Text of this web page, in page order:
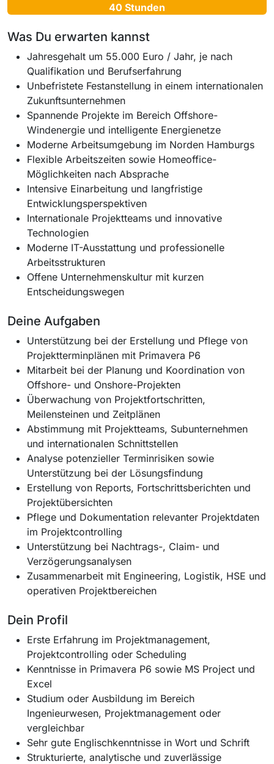
40 Stunden
Was Du erwarten kannst
Jahresgehalt um 55.000 Euro / Jahr, je nach
Qualifikation und Berufserfahrung
Unbefristete Festanstellung in einem internationalen
Zukunftsunternehmen
Spannende Projekte im Bereich Offshore-
Windenergie und intelligente Energienetze
Moderne Arbeitsumgebung im Norden Hamburgs
Flexible Arbeitszeiten sowie Homeoffice-
Möglichkeiten nach Absprache
Intensive Einarbeitung und langfristige
Entwicklungsperspektiven
Internationale Projektteams und innovative
Technologien
Moderne IT-Ausstattung und professionelle
Arbeitsstrukturen
Offene Unternehmenskultur mit kurzen
Entscheidungswegen
Deine Aufgaben
Unterstützung bei der Erstellung und Pflege von
Projektterminplänen mit Primavera P6
Mitarbeit bei der Planung und Koordination von
Offshore- und Onshore-Projekten
Überwachung von Projektfortschritten,
Meilensteinen und Zeitplänen
Abstimmung mit Projektteams, Subunternehmen
und internationalen Schnittstellen
Analyse potenzieller Terminrisiken sowie
Unterstützung bei der Lösungsfindung
Erstellung von Reports, Fortschrittsberichten und
Projektübersichten
Pflege und Dokumentation relevanter Projektdaten
im Projektcontrolling
Unterstützung bei Nachtrags-, Claim- und
Verzögerungsanalysen
Zusammenarbeit mit Engineering, Logistik, HSE und
operativen Projektbereichen
Dein Profil
Erste Erfahrung im Projektmanagement,
Projektcontrolling oder Scheduling
Kenntnisse in Primavera P6 sowie MS Project und
Excel
Studium oder Ausbildung im Bereich
Ingenieurwesen, Projektmanagement oder
vergleichbar
Sehr gute Englischkenntnisse in Wort und Schrift
Strukturierte, analytische und zuverlässige